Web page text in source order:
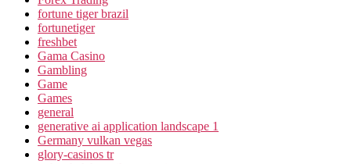
fortune tiger brazil
fortunetiger
freshbet
Gama Casino
Gambling
Game
Games
general
generative ai application landscape 1
Germany vulkan vegas
glory-casinos tr